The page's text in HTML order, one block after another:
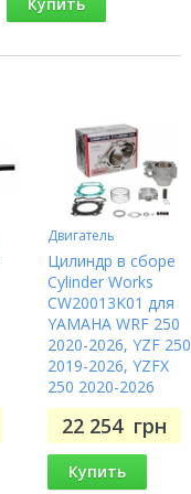
Двигатель
Цилиндр в сборе
Cylinder Works
CW20013K01 для
YAMAHA WRF 250
2020-2026, YZF 250
2019-2026, YZFX
250 2020-2026
22 254 грн
Купить